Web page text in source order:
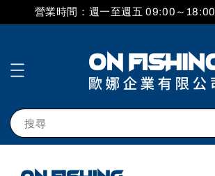
營業時間：週一至週五 09:00～18:00
搜尋